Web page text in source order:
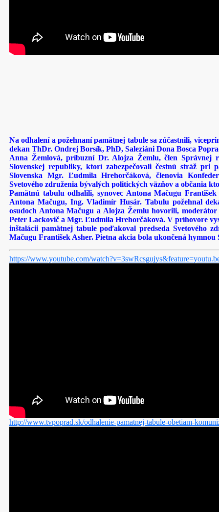
Na odhalení a požehnaní pamätnej tabule sa zúčastnili,
dekan ThDr. Ondrej Borsík, PhD, Saleziáni Dona Bosca
Anna Žemlová, príbuzní Dr. Alojza Žemlu, člen Správnej
Slovenskej republiky, ktorí zabezpečovali čestnú stráž pri
Slovenska Mgr. Ľudmila Hrehorčáková, členovia
Svetového združenia bývalých politických väzňov a občania
Pamätnú tabulu odhalili, synovec Antona Mačugu
Antona Mačugu, Ing. Vladimír Husár. Tabulu požehnal
osudoch Antona Mačugu a Alojza Žemlu hovorili,
Peter Lackovič a Mgr. Ľudmila Hrehorčáková. V príhovore
inštalácii pamätnej tabule poďakoval predseda Svetového
Mačugu František Asher. Pietna akcia bola ukončená hymnou
https://www.youtube.com/
http://www.tvpoprad.sk/odhalenie-pamatnej-tabule-obetiam-